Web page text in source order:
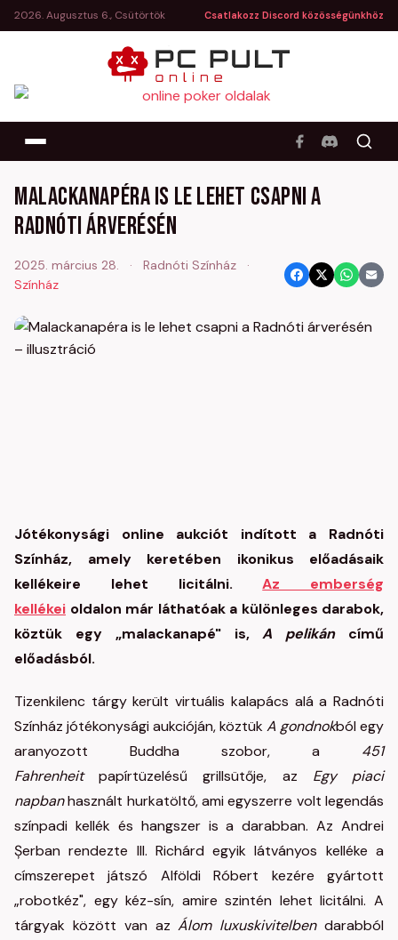
2026. Augusztus 6., Csütörtök Csatlakozz Discord közösségünkhöz
Malackanapéra is le lehet csapni a
Radnóti árverésén
2025. március 28. · Radnóti Színház
·
Színház
Jótékonysági online aukciót indított a Radnóti
Színház, amely keretében ikonikus előadásaik
kellékeire lehet licitálni.Az emberség
kellékei oldalon már láthatóak a különleges darabok,
köztük egy „malackanapé" is,A pelikáncímű
előadásból.
Tizenkilenc tárgy került virtuális kalapács alá a Radnóti
Színház jótékonysági aukcióján, köztükA gondnokból egy
aranyozott Buddha szobor, a 451
Fahrenheitpapírtüzelésű grillsütője, az Egy piaci
napbanhasznált hurkatöltő, ami egyszerre volt legendás
színpadi kellék és hangszer is a darabban. Az Andrei
Șerban rendezte III. Richárd egyik látványos kelléke a
címszerepet játszó Alföldi Róbert kezére gyártott
„robotkéz", egy kéz-sín, amire szintén lehet licitálni. A
tárgyak között van azÁlom luxuskivitelbendarabból